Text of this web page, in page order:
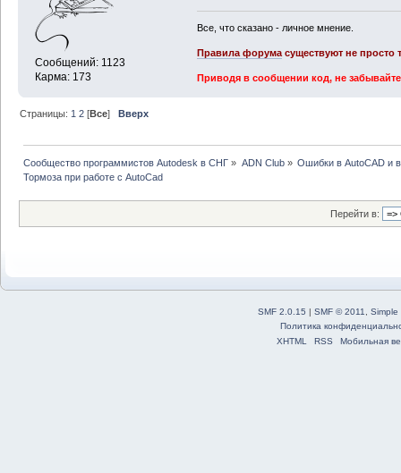
Сообщений: 1123
Карма: 173
Все, что сказано - личное мнение.
Правила форумасуществуют не просто
Приводя в сообщении код, не
Страницы: 1 2 [Все]Вверх
Сообщество программистов Autodesk в СНГ » ADN Club» Ошибки в AutoCAD и
Тормоза при работе с AutoCad
Перейти в:
SMF 2.0.15 | SMF © 2011
Simple
Политика
XHTML
RSS Мобильная